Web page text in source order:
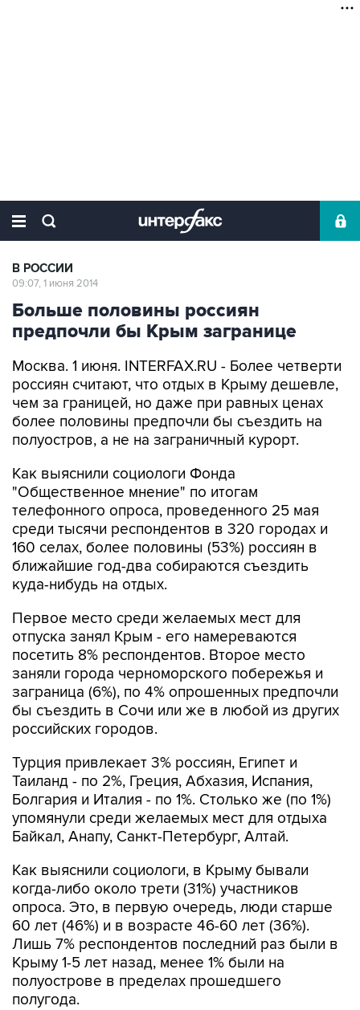
В РОССИИ
09:07, 1 июня 2014
Больше половины россиян
предпочли бы Крым загранице
Москва. 1 июня. INTERFAX.RU - Более четверти
россиян считают, что отдых в Крыму дешевле,
чем за границей, но даже при равных ценах
более половины предпочли бы съездить на
полуостров, а не на заграничный курорт.
Как выяснили социологи Фонда
"Общественное мнение" по итогам
телефонного опроса, проведенного 25 мая
среди тысячи респондентов в 320 городах и
160 селах, более половины (53%) россиян в
ближайшие год-два собираются съездить
куда-нибудь на отдых.
Первое место среди желаемых мест для
отпуска занял Крым - его намереваются
посетить 8% респондентов. Второе место
заняли города черноморского побережья и
заграница (6%), по 4% опрошенных предпочли
бы съездить в Сочи или же в любой из других
российских городов.
Турция привлекает 3% россиян, Египет и
Таиланд - по 2%, Греция, Абхазия, Испания,
Болгария и Италия - по 1%. Столько же (по 1%)
упомянули среди желаемых мест для отдыха
Байкал, Анапу, Санкт-Петербург, Алтай.
Как выяснили социологи, в Крыму бывали
когда-либо около трети (31%) участников
опроса. Это, в первую очередь, люди старше
60 лет (46%) и в возрасте 46-60 лет (36%).
Лишь 7% респондентов последний раз были в
Крыму 1-5 лет назад, менее 1% были на
полуострове в пределах прошедшего
полугода.